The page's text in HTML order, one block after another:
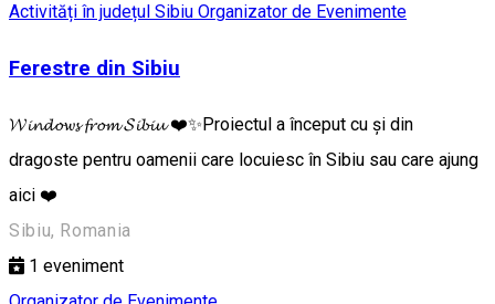
Activități în județul Sibiu Organizator de Evenimente
Ferestre din Sibiu
𝓦𝓲𝓷𝓭𝓸𝔀𝓼 𝓯𝓻𝓸𝓶 𝓢𝓲𝓫𝓲𝓾 ❤️✨Proiectul a început cu și din
dragoste pentru oamenii care locuiesc în Sibiu sau care ajung
aici ❤️
Sibiu, Romania
1 eveniment